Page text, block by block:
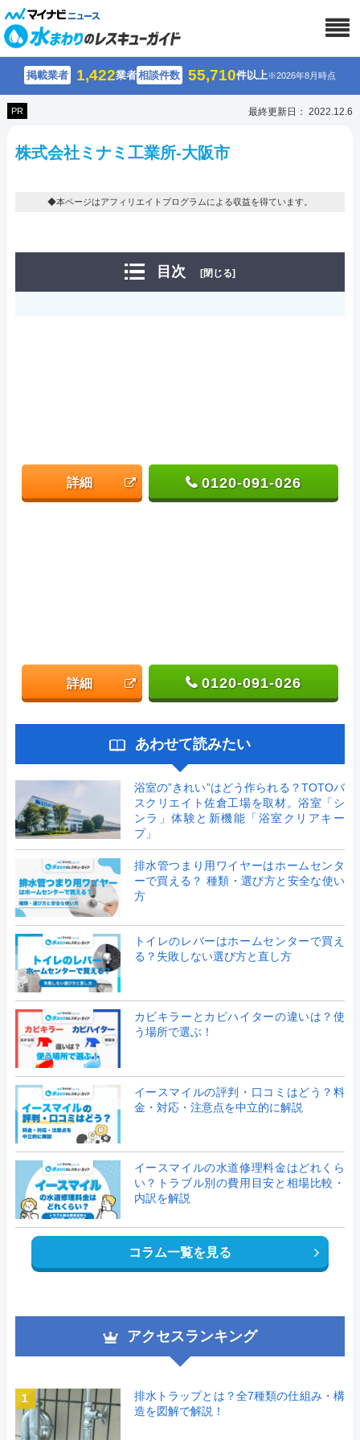
掲載業者 1,422業者相談件数 55,710件以上※2026年8月時点
PR 最終更新日： 2022.12.6
株式会社ミナミ工業所-大阪市
◆本ページはアフィリエイトプログラムによる収益を得ています。
目次 [閉じる]
詳細 0120-091-026
詳細 0120-091-026
あわせて読みたい
浴室の”きれい”はどう作られる？TOTOバ
スクリエイト佐倉工場を取材。浴室「シ
ンラ」体験と新機能「浴室クリアキー
プ」
排水管つまり用ワイヤーはホームセンタ
ーで買える？ 種類・選び方と安全な使い
方
トイレのレバーはホームセンターで買え
る？失敗しない選び方と直し方
カビキラーとカビハイターの違いは？使
う場所で選ぶ！
イースマイルの評判・口コミはどう？料
金・対応・注意点を中立的に解説
イースマイルの水道修理料金はどれくら
い？トラブル別の費用目安と相場比較・
内訳を解説
コラム一覧を見る
アクセスランキング
1
排水トラップとは？全7種類の仕組み・構
造を図解で解説！